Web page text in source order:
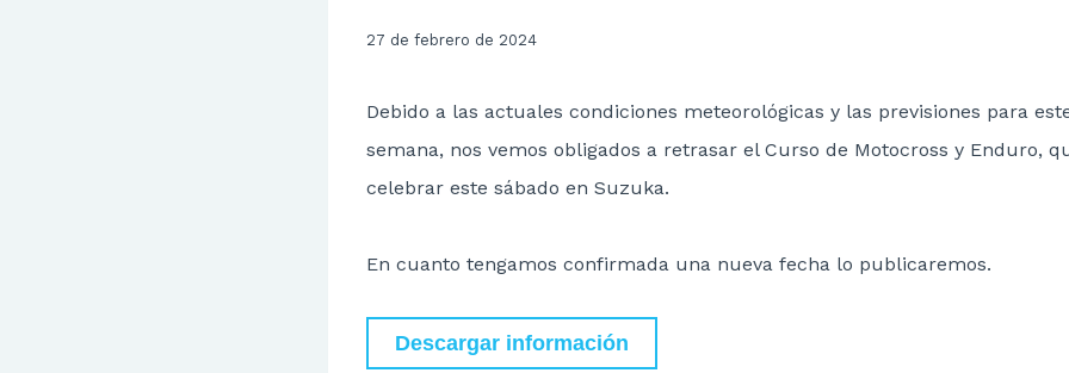
27 de febrero de 2024
Debido a las actuales condiciones meteorológicas y las previsiones para
semana, nos vemos obligados a retrasar el Curso de Motocross y Enduro,
celebrar este sábado en Suzuka.
En cuanto tengamos confirmada una nueva fecha lo publicaremos.
Descargar información